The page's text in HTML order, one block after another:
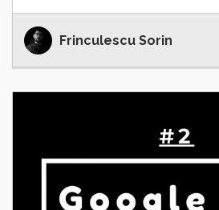
Frinculescu Sorin